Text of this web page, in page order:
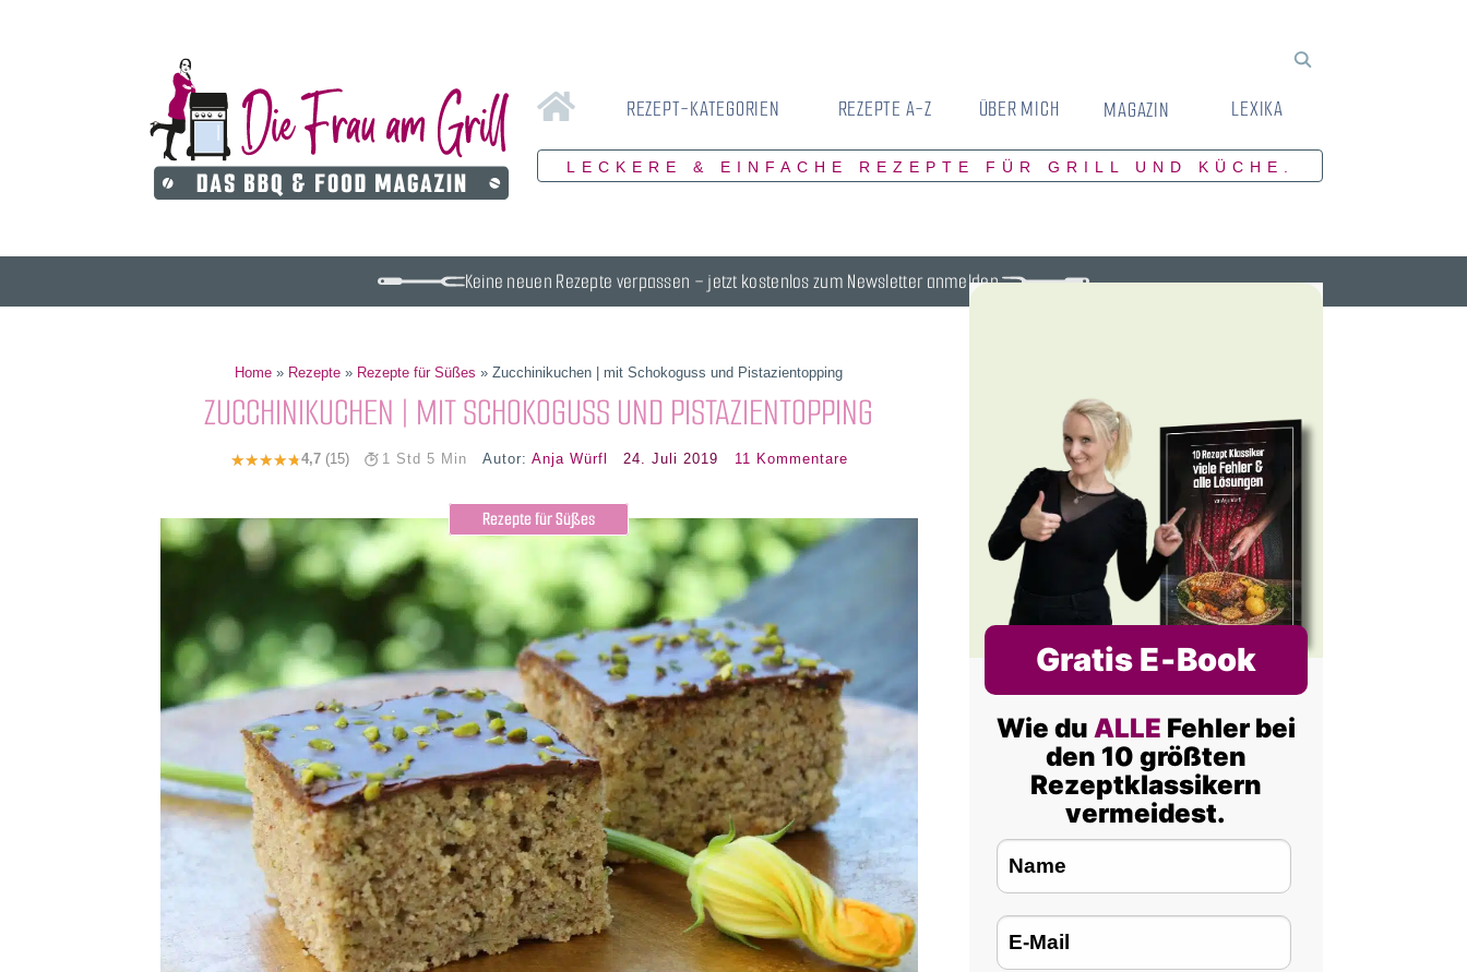
REZEPT-KATEGORIEN REZEPTE A-Z ÜBER MICH MAGAZIN LEXIKA
LECKERE & EINFACHE REZEPTE FÜR GRILL UND KÜCHE.
Keine neuen Rezepte verpassen – jetzt kostenlos zum Newsletter anmelden.
Home » Rezepte » Rezepte für Süßes »Zucchinikuchen | mit Schokoguss und Pistazientopping
ZUCCHINIKUCHEN | MIT SCHOKOGUSS UND PISTAZIENTOPPING
4,7 (15) 1 Std 5 Min Autor: Anja Würfl 24. Juli 2019 11 Kommentare
Rezepte für Süßes
Gratis E‑Book
Wie du ALLE Fehler bei
den 10 größten
Rezeptklassikern
vermeidest.